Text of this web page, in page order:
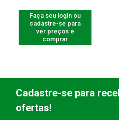
Faça seu login ou
cadastre-se para
ver preços e
comprar
Cadastre-se para
ofertas!